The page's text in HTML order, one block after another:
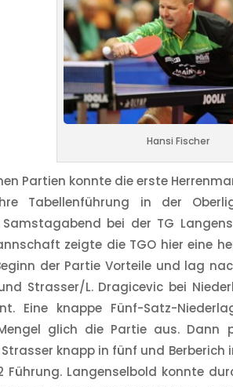
Hansi Fischer
Partien konnte die erste
Tabellenführung in der
bei der TG
zeigte die TGO hier eine
der Partie Vorteile und lag
Strasser/L. Dragicevic bei
Eine knappe Fünf-Satz-
glich die Partie aus. Dann
knapp in fünf und Berberich
Führung. Langenselbold konnte